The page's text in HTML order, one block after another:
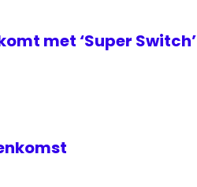
met ‘Super Switch’